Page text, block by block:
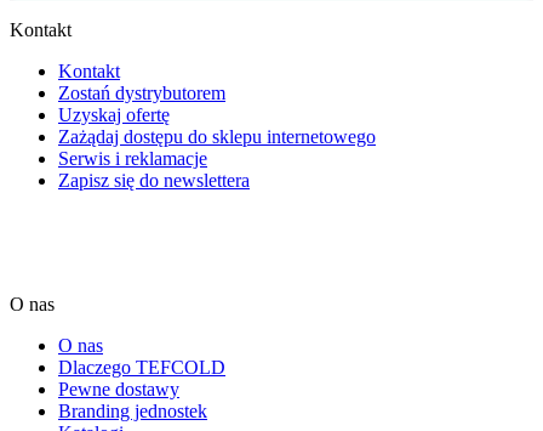
Kontakt
Kontakt
Zostań dystrybutorem
Uzyskaj ofertę
Zażądaj dostępu do sklepu internetowego
Serwis i reklamacje
Zapisz się do newslettera
O nas
O nas
Dlaczego TEFCOLD
Pewne dostawy
Branding jednostek